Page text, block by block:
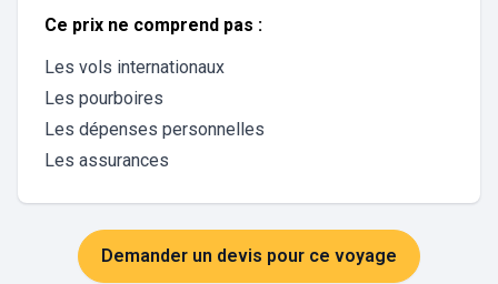
Ce prix ne comprend pas :
Les vols internationaux
Les pourboires
Les dépenses personnelles
Les assurances
Demander un devis pour ce voyage